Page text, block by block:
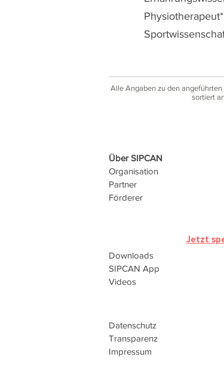
Alle Angaben zu den
sortiert
Über SIPCAN
Organisation
Partner
Förderer
Jetzt
Downloads
SIPCAN App
Videos
Datenschutz
Transparenz
Impressum